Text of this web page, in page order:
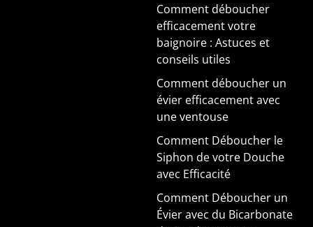
Comment déboucher
efficacement votre
baignoire : Astuces et
conseils utiles
Comment déboucher un
évier efficacement avec
une ventouse
Comment Déboucher le
Siphon de votre Douche
avec Efficacité
Comment Déboucher un
Évier avec du Bicarbonate